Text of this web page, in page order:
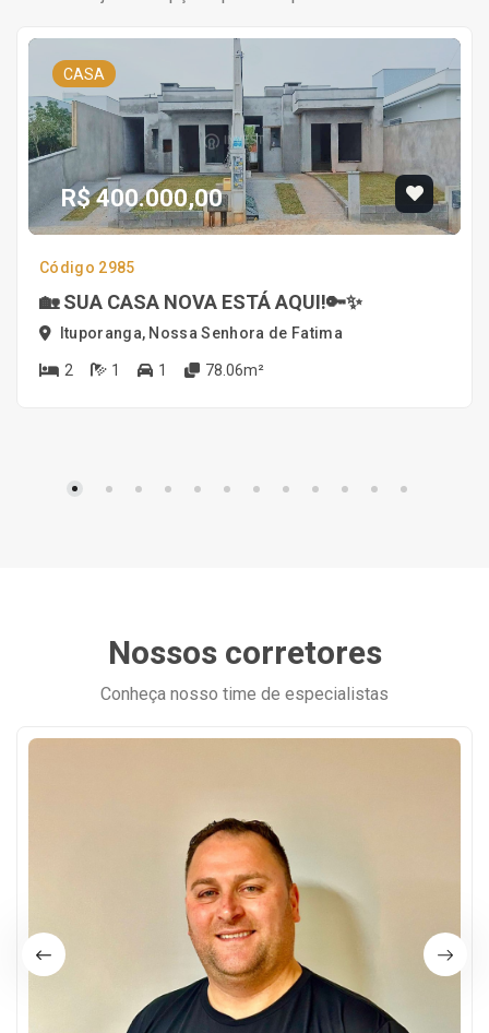
CASA
R$ 400.000,00
Código 2985
🏡 SUA CASA NOVA ESTÁ AQUI!🔑✨
Ituporanga, Nossa Senhora de Fatima
2 1 1 78.06m²
Nossos corretores
Conheça nosso time de especialistas